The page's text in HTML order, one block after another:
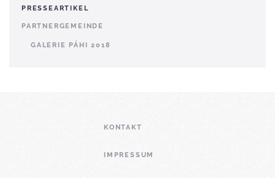
PRESSEARTIKEL
PARTNERGEMEINDE
GALERIE PÁHI 2018
KONTAKT
IMPRESSUM